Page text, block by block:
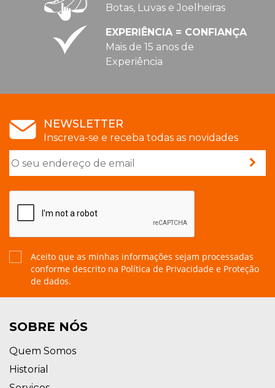
Botas, Luvas e Joelheiras
EXPERIÊNCIA = CONFIANÇA
Mais de 15 anos de
Experiência
NEWSLETTER
Inscreva-se e receba todas as novidades
Aceito que as minhas informações sejam processadas
conforme descrito na Política de Privacidade e Proteção
de dados.
SOBRE NÓS
Quem Somos
Historial